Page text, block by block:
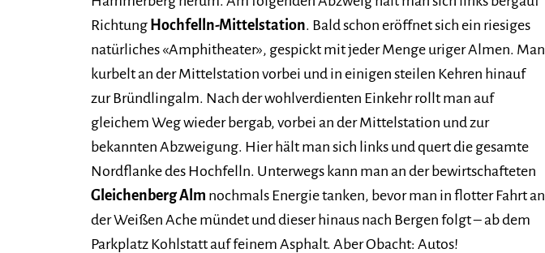
Richtung Hochfelln-Mittelstation. Bald schon eröffnet sich ein riesiges
natürliches «Amphitheater», gespickt mit jeder Menge uriger Almen. Man
kurbelt an der Mittelstation vorbei und in einigen steilen Kehren hinauf
zur Bründlingalm. Nach der wohlverdienten Einkehr rollt man auf
gleichem Weg wieder bergab, vorbei an der Mittelstation und zur
bekannten Abzweigung. Hier hält man sich links und quert die gesamte
Nordflanke des Hochfelln. Unterwegs kann man an der bewirtschafteten
Gleichenberg Alm nochmals Energie tanken, bevor man in flotter Fahrt an
der Weißen Ache mündet und dieser hinaus nach Bergen folgt – ab dem
Parkplatz Kohlstatt auf feinem Asphalt. Aber Obacht: Autos!